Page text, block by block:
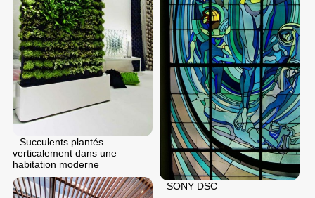
SONY DSC
Succulents plantés
verticalement dans une
habitation moderne